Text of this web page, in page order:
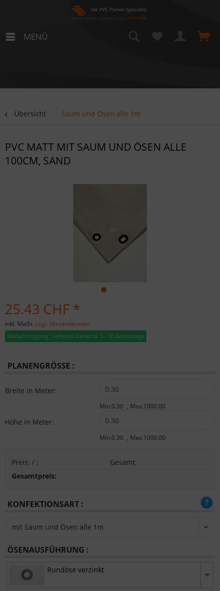
MENÜ
Übersicht Saum und Ösen alle 1m
PVC MATT MIT SAUM UND ÖSEN ALLE
100CM, SAND
25.43 CHF *
inkl. MwSt. zzgl. Versandkosten
Maßanfertigung, Lieferzeit daher ca. 5 - 10 Arbeitstage
PLANENGRÖSSE :
Breite in Meter:
Min.0.30 Max.1000.00
Höhe in Meter:
Min.0.30 Max.1000.00
Preis: / : Gesamt:
Gesamtpreis:
KONFEKTIONSART :
ÖSENAUSFÜHRUNG :
Rundöse verzinkt